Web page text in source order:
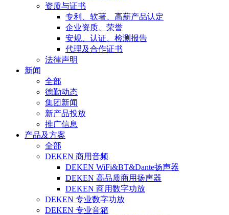
资质与证书
专利、软著、高薪产品认定
企业资质、荣誉
安规、认证、检测报告
代理及合作证书
法律声明
新闻
全部
德勤动态
集团新闻
新产品投放
推广信息
产品及方案
全部
DEKEN 商用音频
DEKEN WiFi&BT&Dante扬声器
DEKEN 高品质商用扬声器
DEKEN 商用数字功放
DEKEN 专业数字功放
DEKEN 专业音箱